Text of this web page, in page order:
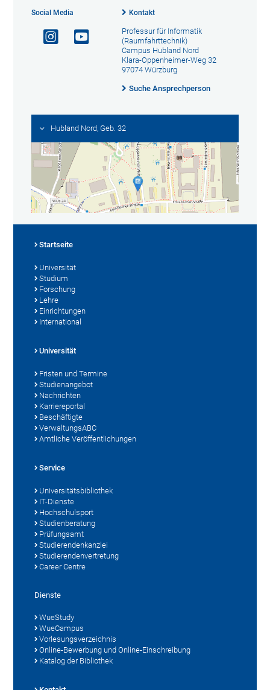
Social Media Kontakt
Professur für Informatik
(Raumfahrttechnik)
Campus Hubland Nord
Klara-Oppenheimer-Weg 32
97074 Würzburg
Suche Ansprechperson
Hubland Nord, Geb. 32
Startseite
Universität
Studium
Forschung
Lehre
Einrichtungen
International
Universität
Fristen und Termine
Studienangebot
Nachrichten
Karriereportal
Beschäftigte
VerwaltungsABC
Amtliche Veröffentlichungen
Service
Universitätsbibliothek
IT-Dienste
Hochschulsport
Studienberatung
Prüfungsamt
Studierendenkanzlei
Studierendenvertretung
Career Centre
Dienste
WueStudy
WueCampus
Vorlesungsverzeichnis
Online-Bewerbung und Online-Einschreibung
Katalog der Bibliothek